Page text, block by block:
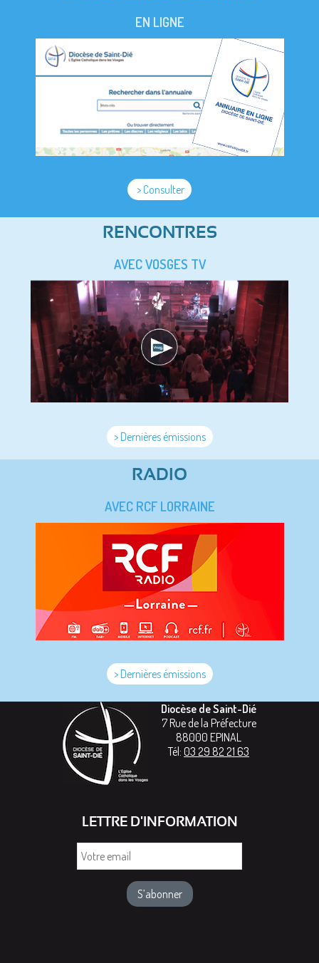
EN LIGNE
> Consulter
RENCONTRES
AVEC VOSGES TV
> Dernières émissions
RADIO
AVEC RCF LORRAINE
> Dernières émissions
Diocèse de Saint-Dié
7 Rue de la Préfecture
88000 EPINAL
Tél: 03 29 82 21 63
LETTRE D'INFORMATION